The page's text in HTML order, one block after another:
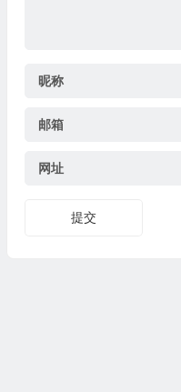
昵称
邮箱
网址
提交